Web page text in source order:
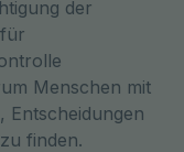
der
Menschen mit
Entscheidungen
finden.